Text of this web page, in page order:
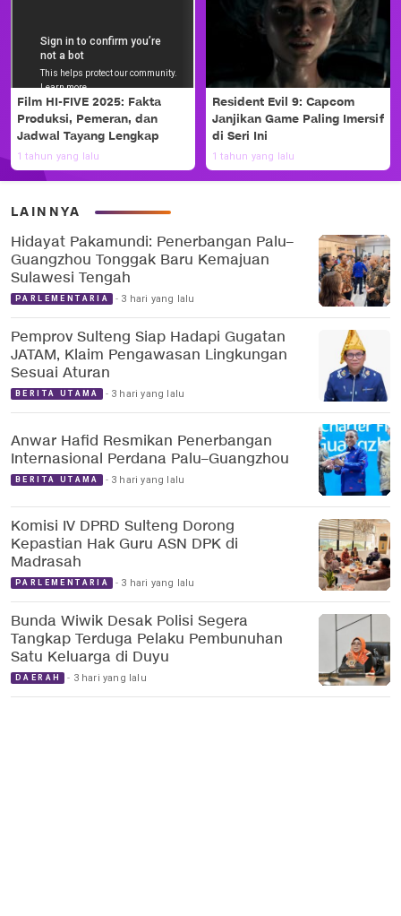
Film HI-FIVE 2025: Fakta
Produksi, Pemeran, dan
Jadwal Tayang Lengkap
1 tahun yang lalu
Resident Evil 9: Capcom
Janjikan Game Paling Imersif
di Seri Ini
1 tahun yang lalu
LAINNYA
Hidayat Pakamundi: Penerbangan Palu–
Guangzhou Tonggak Baru Kemajuan
Sulawesi Tengah
PARLEMENTARIA 3 hari yang lalu
Pemprov Sulteng Siap Hadapi Gugatan
JATAM, Klaim Pengawasan Lingkungan
Sesuai Aturan
BERITA UTAMA 3 hari yang lalu
Anwar Hafid Resmikan Penerbangan
Internasional Perdana Palu–Guangzhou
BERITA UTAMA 3 hari yang lalu
Komisi IV DPRD Sulteng Dorong
Kepastian Hak Guru ASN DPK di
Madrasah
PARLEMENTARIA 3 hari yang lalu
Bunda Wiwik Desak Polisi Segera
Tangkap Terduga Pelaku Pembunuhan
Satu Keluarga di Duyu
DAERAH 3 hari yang lalu